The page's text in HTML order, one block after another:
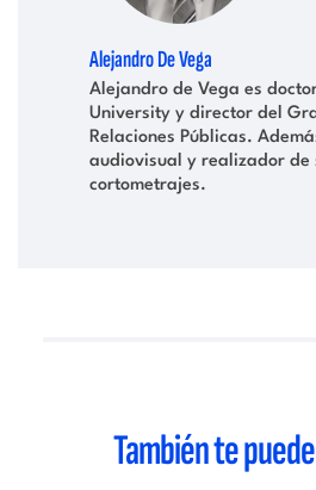
Alejandro De Vega
Alejandro de Vega es
University y director del
Relaciones Públicas.
audiovisual y realizador de
cortometrajes.
También te